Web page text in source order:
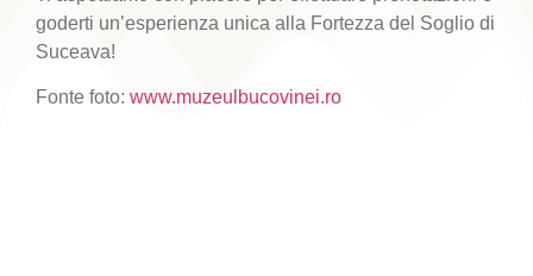
goderti un’esperienza unica alla Fortezza del Soglio di
Suceava!
Fonte foto: www.muzeulbucovinei.ro